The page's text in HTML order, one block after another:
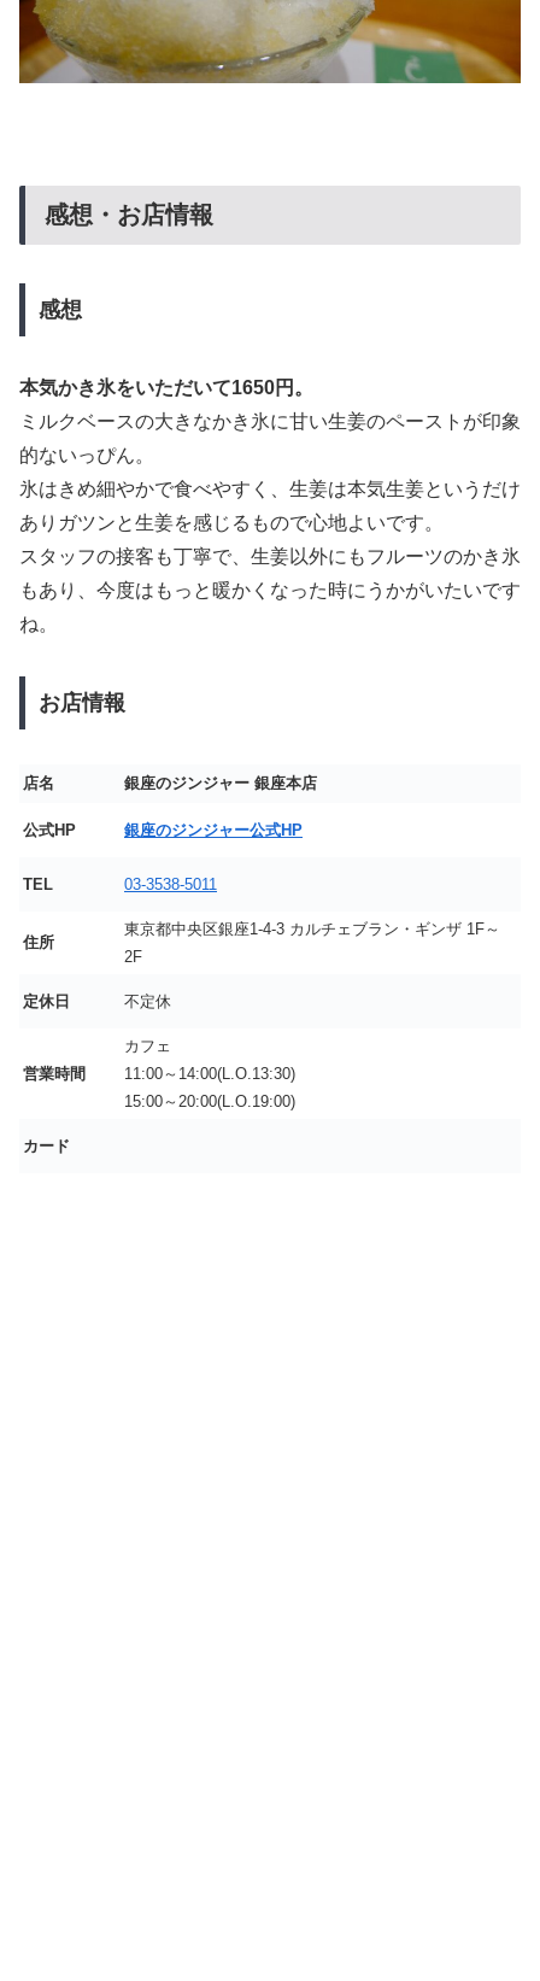
感想・お店情報
感想
本気かき氷をいただいて1650円。
ミルクベースの大きなかき氷に甘い生姜のペーストが印象
的ないっぴん。
氷はきめ細やかで食べやすく、生姜は本気生姜というだけ
ありガツンと生姜を感じるもので心地よいです。
スタッフの接客も丁寧で、生姜以外にもフルーツのかき氷
もあり、今度はもっと暖かくなった時にうかがいたいです
ね。
お店情報
店名 銀座のジンジャー 銀座本店
公式HP 銀座のジンジャー公式HP
TEL 03-3538-5011
住所
東京都中央区銀座1-4-3 カルチェブラン・ギンザ 1F～
2F
定休日 不定休
営業時間
カフェ
11:00～14:00(L.O.13:30)
15:00～20:00(L.O.19:00)
カード